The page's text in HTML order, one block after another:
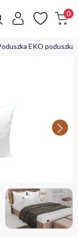
0
EKO poduszka